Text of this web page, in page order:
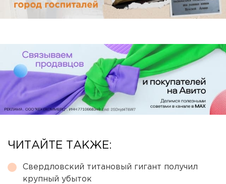
ЧИТАЙТЕ ТАКЖЕ:
Свердловский титановый гигант получил
крупный убыток